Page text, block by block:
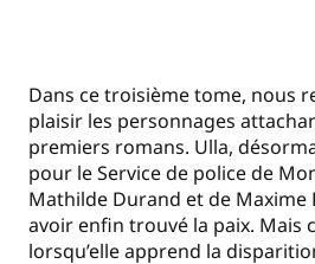
Dans ce troisième tome, nous
plaisir les personnages
premiers romans. Ulla,
pour le Service de police de
Mathilde Durand et de Maxime
avoir enfin trouvé la paix. Mais
lorsqu’elle apprend la